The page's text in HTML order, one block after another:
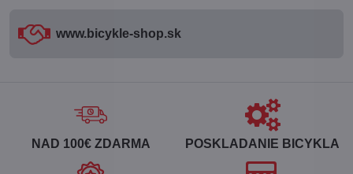
www​.bicykle-shop​.sk
NAD 100€ ZDARMA POSKLADANIE BICYKLA